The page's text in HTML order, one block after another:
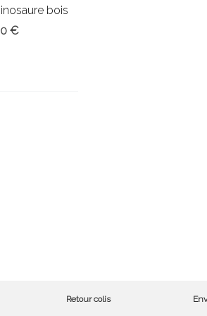
bois
€
Retour colis